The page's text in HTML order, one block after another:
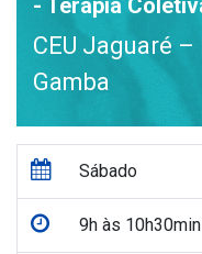
- Terapia
CEU Jaguaré
Gamba
Sábado
9h às 10h30min